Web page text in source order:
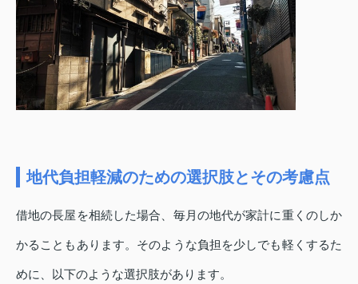
地代負担軽減のための選択肢とその考慮点
借地の長屋を相続した場合、毎月の地代が家計に重くのしか
かることもあります。そのような負担を少しでも軽くするた
めに、以下のような選択肢があります。